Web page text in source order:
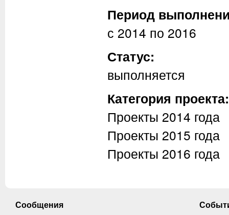
Период
с 2014 по 2016
Статус:
выполняется
Категория
Проекты 2014 года
Проекты 2015 года
Проекты 2016 года
Сообщения